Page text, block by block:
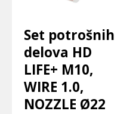
Set potrošnih
delova HD
LIFE+ M10,
WIRE 1.0,
NOZZLE Ø22